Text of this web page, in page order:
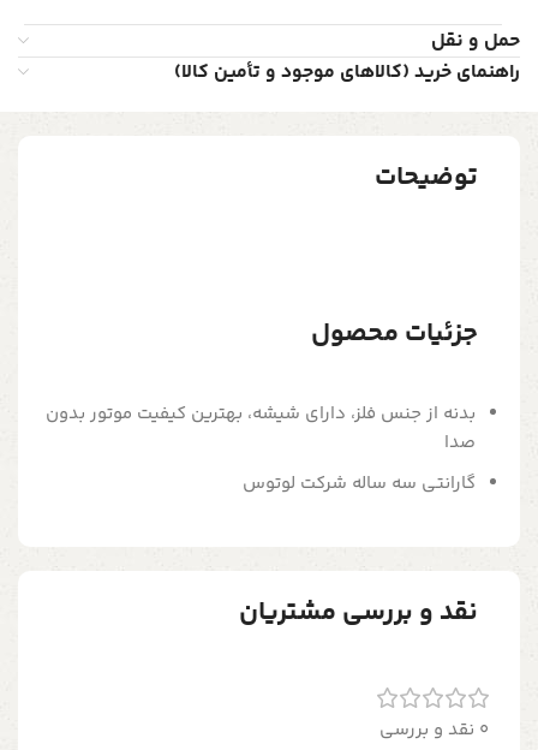
حمل و نقل
راهنمای خرید (کالاهای موجود و تأمین کالا)
توضیحات
جزئیات محصول
بدنه از جنس فلز، دارای شیشه، بهترین کیفیت موتور بدون
صدا
گارانتی سه ساله شرکت لوتوس
نقد و بررسی مشتریان
0 نقد و بررسی